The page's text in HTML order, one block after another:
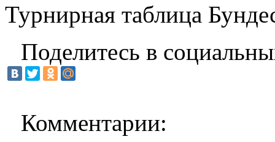
Турнирная таблица
Поделитесь в
Комментарии: